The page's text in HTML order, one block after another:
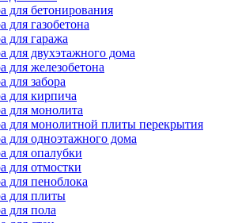
для бетонирования
для газобетона
для гаража
для двухэтажного дома
для железобетона
для забора
для кирпича
для монолита
для монолитной плиты перекрытия
для одноэтажного дома
для опалубки
для отмостки
для пеноблока
для плиты
для пола